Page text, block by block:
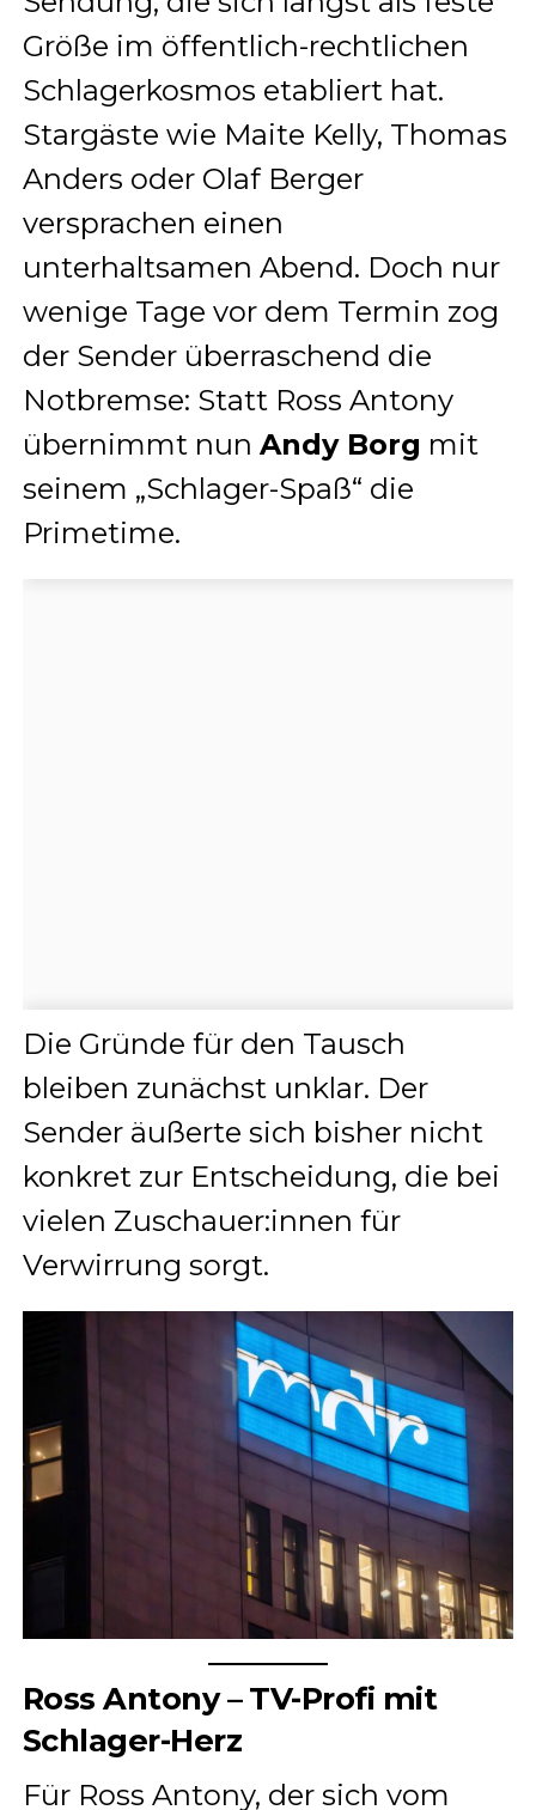
Größe im öffentlich-rechtlichen
Schlagerkosmos etabliert hat.
Stargäste wie Maite Kelly, Thomas
Anders oder Olaf Berger
versprachen einen
unterhaltsamen Abend. Doch nur
wenige Tage vor dem Termin zog
der Sender überraschend die
Notbremse: Statt Ross Antony
übernimmt nun Andy Borg mit
seinem „Schlager-Spaß“ die
Primetime.
Die Gründe für den Tausch
bleiben zunächst unklar. Der
Sender äußerte sich bisher nicht
konkret zur Entscheidung, die bei
vielen Zuschauer:innen für
Verwirrung sorgt.
Ross Antony – TV-Profi mit
Schlager-Herz
Für Ross Antony, der sich vom